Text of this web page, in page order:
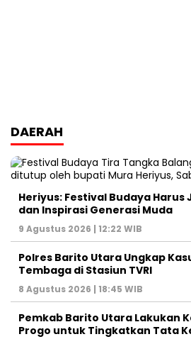
DAERAH
Heriyus: Festival Budaya Harus
dan Inspirasi Generasi Muda
9 Agustus 2026 | 12:22 WIB
Polres Barito Utara Ungkap
Tembaga di Stasiun TVRI
8 Agustus 2026 | 18:45 WIB
Pemkab Barito Utara Lakukan
Progo untuk Tingkatkan Tata